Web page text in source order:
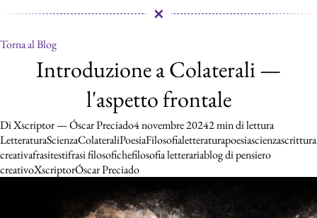
✕
Torna al Blog
Introduzione a Colaterali —
Introduzione a Colaterali —
l'aspetto frontale
Di Xscriptor — Óscar Preciado4 novembre 20242 min di lettura
LetteraturaScienzaColateraliPoesiaFilosofialetteraturapoesiascienzascrittura
creativafrasitestifrasi filosofichefilosofia letterariablog di pensiero
creativoXscriptorÓscar Preciado